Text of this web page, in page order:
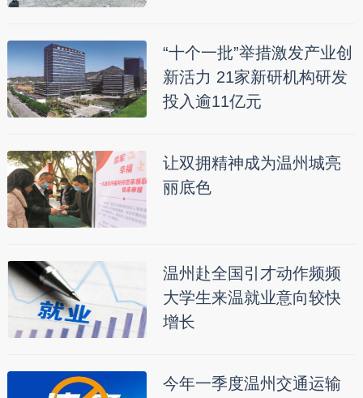
“十个一批”举措激发产业创
新活力 21家新研机构研发
投入逾11亿元
让双拥精神成为温州城亮
丽底色
温州赴全国引才动作频频
大学生来温就业意向较快
增长
今年一季度温州交通运输